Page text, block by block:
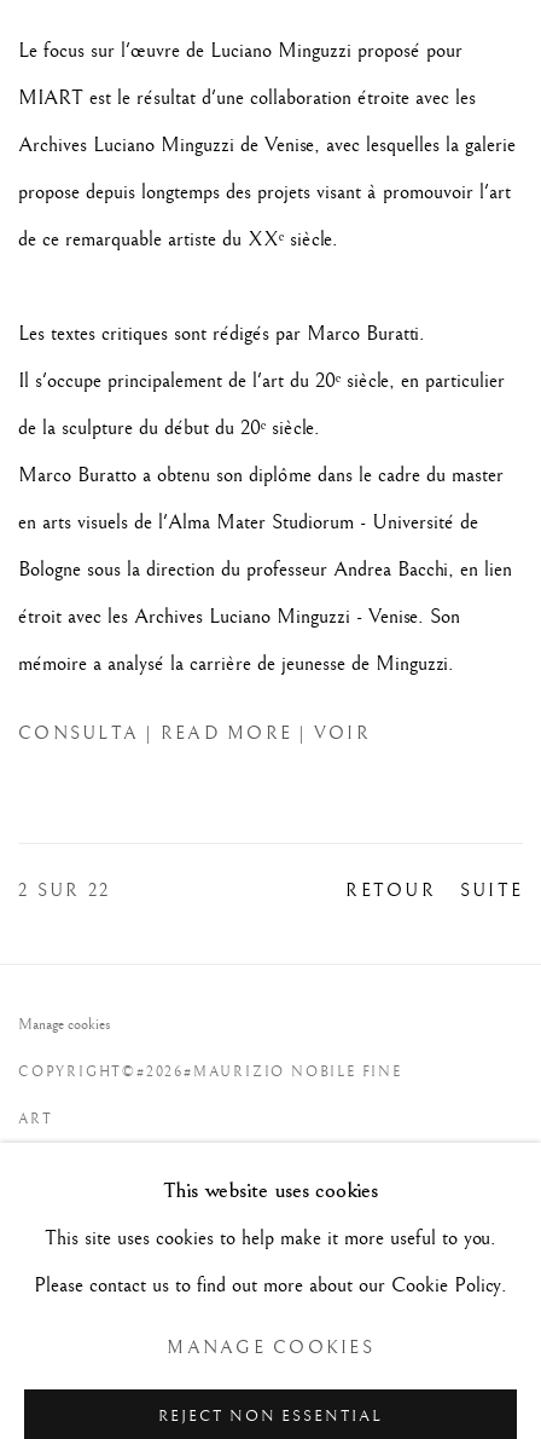
Le focus sur l'œuvre de Luciano Minguzzi proposé pour
MIART est le résultat d'une collaboration étroite avec les
Archives Luciano Minguzzi de Venise, avec lesquelles la galerie
propose depuis longtemps des projets visant à promouvoir l'art
de ce remarquable artiste du XXᵉ siècle.
Les textes critiques sont rédigés par Marco Buratti.
Il s'occupe principalement de l'art du 20ᵉ siècle, en particulier
de la sculpture du début du 20ᵉ siècle.
Marco Buratto a obtenu son diplôme dans le cadre du master
en arts visuels de l'Alma Mater Studiorum - Université de
Bologne sous la direction du professeur Andrea Bacchi, en lien
étroit avec les Archives Luciano Minguzzi - Venise. Son
mémoire a analysé la carrière de jeunesse de Minguzzi.
CONSULTA | READ MORE | VOIR
RETOUR SUITE
2 SUR 22
Manage cookies
COPYRIGHT©#2026#MAURIZIO NOBILE FINE
ART
MAURIZIO NOBILE FINE ART
Palais Bovi-Tacconi
Via Santo Stefano, 19/a - 40125 -BOLOGNE
Mar/Sam - 10h/18h et sur RDV
This website uses cookies
This site uses cookies to help make it more useful to you.
Please contact us to find out more about our Cookie Policy.
MANAGE COOKIES
REJECT NON ESSENTIAL